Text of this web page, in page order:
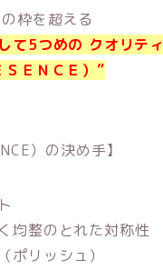
枠を超える
て5つめの クオリティ
ＥＮＣＥ）”
）の決め手】
均整のとれた対称性
ポリッシュ）